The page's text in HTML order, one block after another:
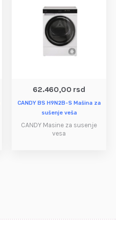
62.460,00 rsd
CANDY BS H9N2B-S Mašina za
sušenje veša
CANDY Masine za susenje
vesa